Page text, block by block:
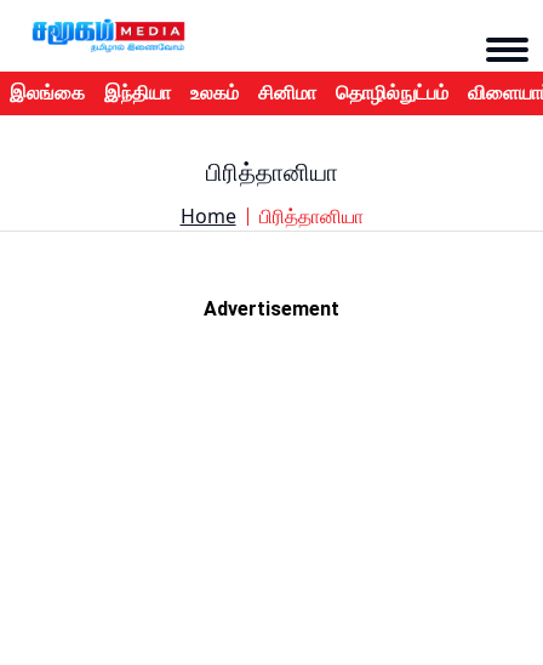
இலங்கை இந்தியா உலகம் சினிமா தொழில்நுட்பம்
பிரித்தானியா
Home பிரித்தானியா
Advertisement